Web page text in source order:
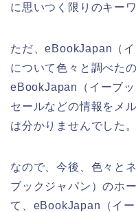
に思いつく限りのキー
ただ、eBookJapan（
について色々と調べた
eBookJapan（イーブ
セールなどの情報をメ
は分かりませんでした。
なので、今後、色々と
ブックジャパン）のホ
て、eBookJapan（イ